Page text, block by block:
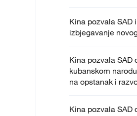
Kina pozvala SAD
izbjegavanje
Kina pozvala SAD
kubanskom
na opstanak i
Kina pozvala SAD